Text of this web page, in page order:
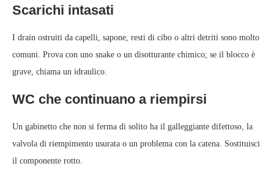
Scarichi intasati
I drain ostruiti da capelli, sapone, resti di cibo o altri detriti sono molto
comuni. Prova con uno snake o un disotturante chimico; se il blocco è
grave, chiama un idraulico.
WC che continuano a riempirsi
Un gabinetto che non si ferma di solito ha il galleggiante difettoso, la
valvola di riempimento usurata o un problema con la catena. Sostituisci
il componente rotto.